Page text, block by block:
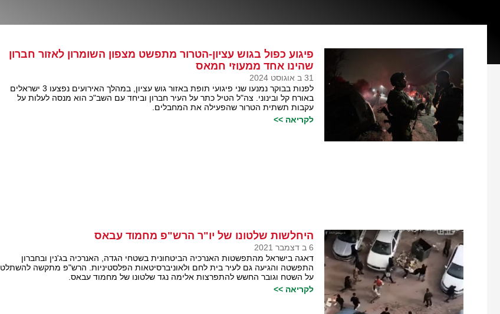
פיגוע כפול בגוש עציון-הטרור מתפשט מצפון השומרון לאזור חברון
שהינו אחד ממעוזי חמאס
31 ב אוגוסט 2024
לפנות בבוקר נמנעו שני פיגועי תופת באזור גוש עציון, במהלך האירועים נפצעו 3 ישראלים
באורח קל ובינוני. צה"ל הטיל כתר על העיר חברון וביחד עם השב"כ הוא מנסה לעלות על
עקבות תשתית הטרור שהפעילה את המחבלים.
לקריאה >>
היחלשות שלטונו של יו"ר הרש"פ מחמוד עבאס
6 ב דצמבר 2021
דאגה בישראל מהתפשטות האנרכיה הביטחונית בשטחי הגדה, האנרכיה בג'נין ובחברון
התפשטה והגיעה גם לעיר בית לחם ולאוניברסיטאות הפלסטיניות. הרש"פ מתקשה להשתלט
על השטח וגובר החשש להתפרצות אלימה נגד שלטונו של מחמוד עבאס.
לקריאה >>